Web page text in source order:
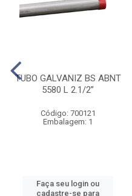
TUBO GALVANIZ BS ABNT
5580 L 2.1/2”
Código: 700121
Embalagem: 1
Faça seu login ou
cadastre-se para